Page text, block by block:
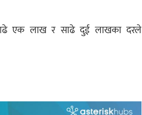
साढे एक लाख र साढे दुई लाखका दरले